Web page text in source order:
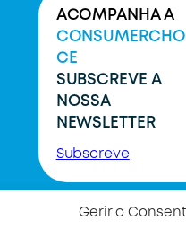
Gerir o
ACOMPANHA A
CONSUMERCHOI
CE
SUBSCREVE A
NOSSA
NEWSLETTER
Subscreve